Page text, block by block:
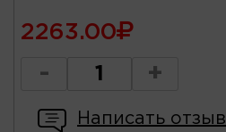
2263.00
- +
Написать отзыв